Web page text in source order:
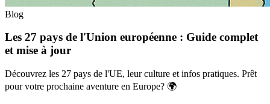
Blog
Les 27 pays de l'Union européenne : Guide complet
et mise à jour
Découvrez les 27 pays de l'UE, leur culture et infos pratiques. Prêt
pour votre prochaine aventure en Europe? 🌍